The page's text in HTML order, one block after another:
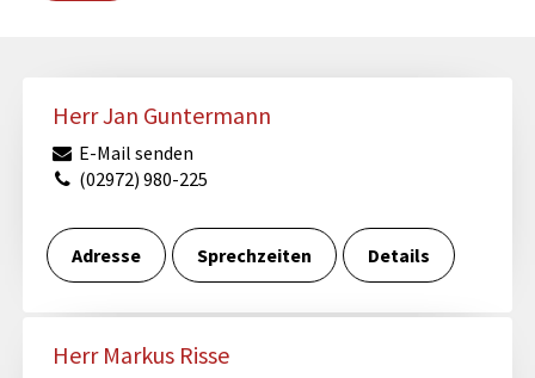
Herr Jan Guntermann
E-Mail senden
(02972) 980-225
Adresse Sprechzeiten Details
Herr Markus Risse